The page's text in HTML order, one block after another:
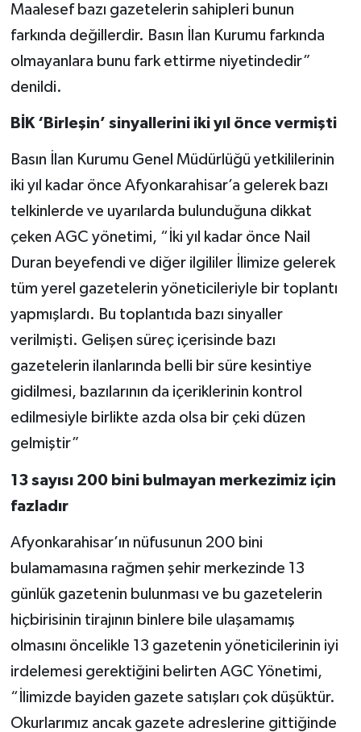
Maalesef bazı gazetelerin sahipleri bunun
farkında değillerdir. Basın İlan Kurumu farkında
olmayanlara bunu fark ettirme niyetindedir”
denildi.
BİK ‘Birleşin’ sinyallerini iki yıl önce vermişti
Basın İlan Kurumu Genel Müdürlüğü yetkililerinin
iki yıl kadar önce Afyonkarahisar’a gelerek bazı
telkinlerde ve uyarılarda bulunduğuna dikkat
çeken AGC yönetimi, “İki yıl kadar önce Nail
Duran beyefendi ve diğer ilgililer İlimize gelerek
tüm yerel gazetelerin yöneticileriyle bir toplantı
yapmışlardı. Bu toplantıda bazı sinyaller
verilmişti. Gelişen süreç içerisinde bazı
gazetelerin ilanlarında belli bir süre kesintiye
gidilmesi, bazılarının da içeriklerinin kontrol
edilmesiyle birlikte azda olsa bir çeki düzen
gelmiştir”
13 sayısı 200 bini bulmayan merkezimiz için
fazladır
Afyonkarahisar’ın nüfusunun 200 bini
bulamamasına rağmen şehir merkezinde 13
günlük gazetenin bulunması ve bu gazetelerin
hiçbirisinin tirajının binlere bile ulaşamamış
olmasını öncelikle 13 gazetenin yöneticilerinin iyi
irdelemesi gerektiğini belirten AGC Yönetimi,
“İlimizde bayiden gazete satışları çok düşüktür.
Okurlarımız ancak gazete adreslerine gittiğinde